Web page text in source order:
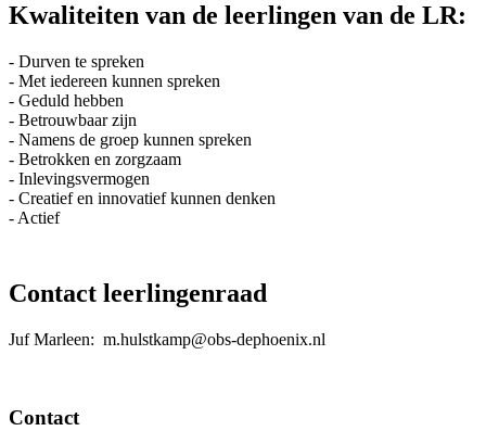
Kwaliteiten van de leerlingen van de LR:
- Durven te spreken
- Met iedereen kunnen spreken
- Geduld hebben
- Betrouwbaar zijn
- Namens de groep kunnen spreken
- Betrokken en zorgzaam
- Inlevingsvermogen
- Creatief en innovatief kunnen denken
- Actief
Contact leerlingenraad
Juf Marleen: m.hulstkamp@obs-dephoenix.nl
Contact